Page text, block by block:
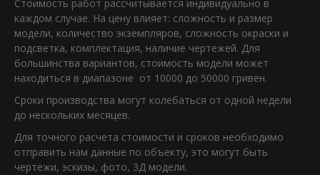
Стоимость работ рассчитывается индивидуально в
каждом случае. На цену влияет: сложность и размер
модели, количество экземпляров, сложность окраски и
подсветка, комплектация, наличие чертежей. Для
большинства вариантов, стоимость модели может
находиться в диапазоне от 10000 до 50000 гривен.
Сроки производства могут колебаться от одной недели
до нескольких месяцев.
Для точного расчета стоимости и сроков необходимо
отправить нам данные по объекту, это могут быть
чертежи, эскизы, фото, 3Д модели.